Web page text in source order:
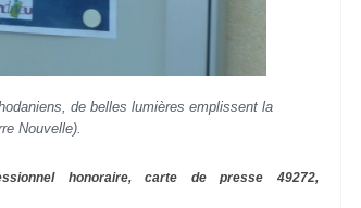
de belles lumières emplissent la
Nouvelle).
honoraire, carte de presse 49272,